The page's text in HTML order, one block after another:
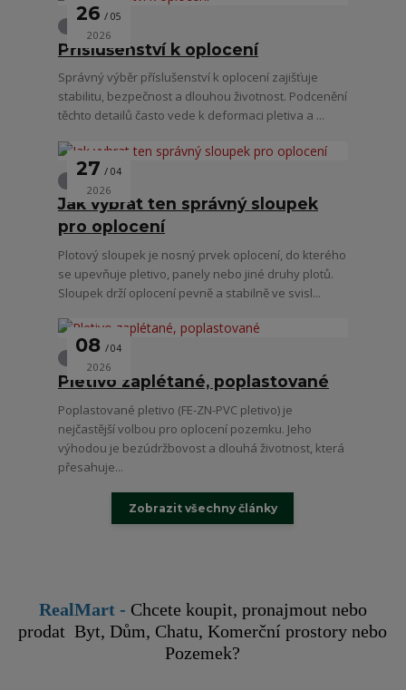
26 05
2026
Příslušenství k oplocení
Správný výběr příslušenství k oplocení zajišťuje
stabilitu, bezpečnost a dlouhou životnost. Podcenění
těchto detailů často vede k deformaci pletiva a ...
27 04
2026
Jak vybrat ten správný sloupek
pro oplocení
Plotový sloupek je nosný prvek oplocení, do kterého
se upevňuje pletivo, panely nebo jiné druhy plotů.
Sloupek drží oplocení pevně a stabilně ve svisl...
08 04
2026
Pletivo zaplétané, poplastované
Poplastované pletivo (FE-ZN-PVC pletivo) je
nejčastější volbou pro oplocení pozemku. Jeho
výhodou je bezúdržbovost a dlouhá životnost, která
přesahuje...
Zobrazit všechny články
RealMart- Chcete koupit, pronajmout nebo
prodat Byt, Dům, Chatu, Komerční prostory nebo
Pozemek?